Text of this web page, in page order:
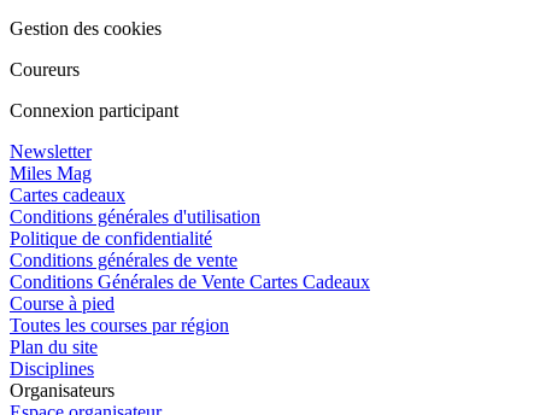
Gestion des cookies
Coureurs
Connexion participant
Newsletter
Miles Mag
Cartes cadeaux
Conditions générales d'utilisation
Politique de confidentialité
Conditions générales de vente
Conditions Générales de Vente Cartes Cadeaux
Course à pied
Toutes les courses par région
Plan du site
Disciplines
Organisateurs